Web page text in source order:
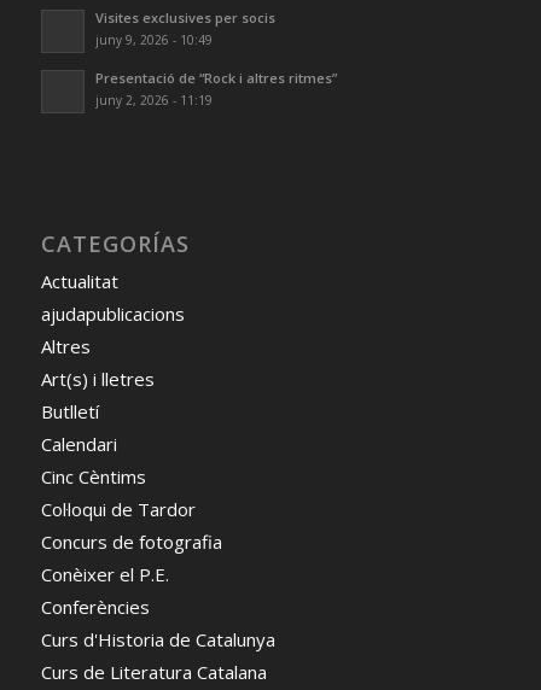
Visites exclusives per socis
juny 9, 2026 - 10:49
Presentació de “Rock i altres ritmes”
juny 2, 2026 - 11:19
CATEGORÍAS
Actualitat
ajudapublicacions
Altres
Art(s) i lletres
Butlletí
Calendari
Cinc Cèntims
Col·loqui de Tardor
Concurs de fotografia
Conèixer el P.E.
Conferències
Curs d'Historia de Catalunya
Curs de Literatura Catalana